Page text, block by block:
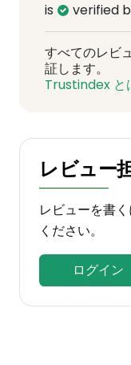
is verified
すべてのレビ
証します。
Trustindex と
レビュー
レビューを書
ください。
ログイン